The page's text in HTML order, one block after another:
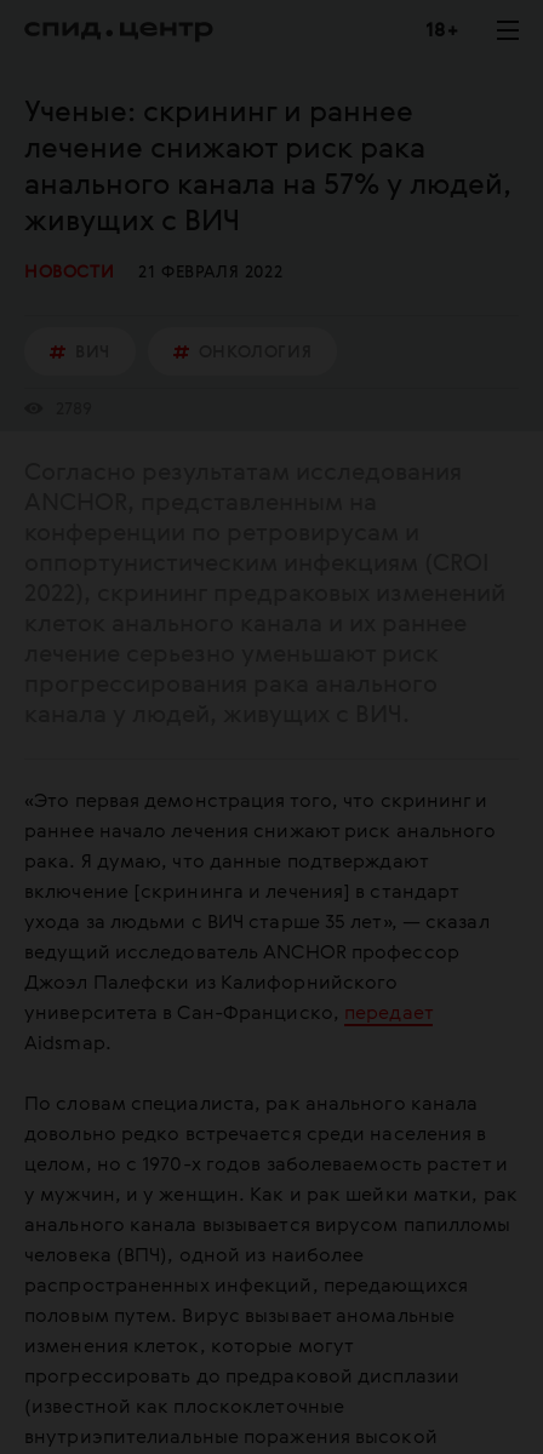
18 +
Ученые: скрининг и раннее
лечение снижают риск рака
анального канала на 57% у людей,
живущих с ВИЧ
НОВОСТИ 21 ФЕВРАЛЯ 2022
«Это первая демонстрация того, что скрининг и
раннее начало лечения снижают риск анального
рака. Я думаю, что данные подтверждают
включение [скрининга и лечения] в стандарт
ухода за людьми с ВИЧ старше 35 лет», — сказал
ведущий исследователь ANCHOR профессор
Джоэл Палефски из Калифорнийского
университета в Сан-Франциско, передает
Aidsmap.
По словам специалиста, рак анального канала
довольно редко встречается среди населения в
целом, но с 1970-х годов заболеваемость растет и
у мужчин, и у женщин. Как и рак шейки матки, рак
анального канала вызывается вирусом папилломы
человека (ВПЧ), одной из наиболее
распространенных инфекций, передающихся
половым путем. Вирус вызывает аномальные
изменения клеток, которые могут
прогрессировать до предраковой дисплазии
(известной как плоскоклеточные
внутриэпителиальные поражения высокой